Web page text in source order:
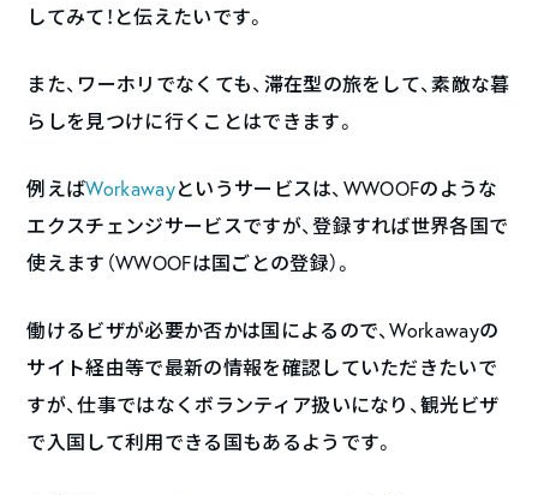
してみて！と伝えたいです。
また、ワーホリでなくても、滞在型の旅をして、素敵な暮
らしを見つけに行くことはできます。
例えばWorkawayというサービスは、WWOOFのような
エクスチェンジサービスですが、登録すれば世界各国で
使えます（WWOOFは国ごとの登録）。
働けるビザが必要か否かは国によるので、Workawayの
サイト経由等で最新の情報を確認していただきたいで
すが、仕事ではなくボランティア扱いになり、観光ビザ
で入国して利用できる国もあるようです。